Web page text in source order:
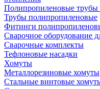
Полипропиленовые трубы
Трубы полипропиленовые
Фитинги
Сварочное оборудование
Сварочные комплекты
Тефлоновые насадки
Хомуты
Металлорезиновые хомуты
Стальные винтовые